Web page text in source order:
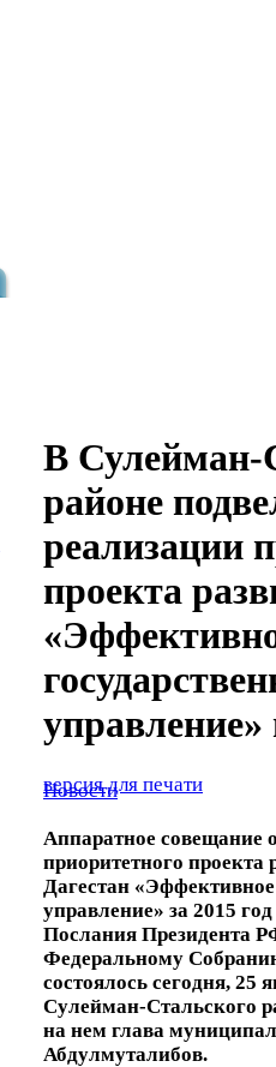
В Сулейман-
районе
реализации
проекта
управление»
версия для печати
Новости
Аппаратное совещание
приоритетного проекта
Дагестан «Эффективное
управление» за 2015
Послания Президента
Федеральному
состоялось сегодня, 25
Сулейман-Стальского
на нем глава
Абдулмуталибов.